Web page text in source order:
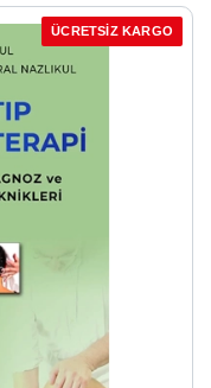
ÜCRETSİZ KARGO